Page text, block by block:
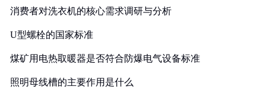
消费者对洗衣机的核心需求调研与分析
U型螺栓的国家标准
煤矿用电热取暖器是否符合防爆电气设备标准
照明母线槽的主要作用是什么